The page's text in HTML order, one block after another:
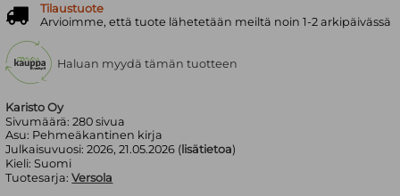
Karisto Oy
Sivumäärä:280 sivua
Asu: Pehmeäkantinen kirja
Julkaisuvuosi:2026, 21.05.2026 ( lisätietoa)
Kieli:Suomi
Tuotesarja: Versola
Tilaustuote
Arvioimme, että tuote lähetetään meiltä noin 1-2 arkipäivässä
Haluan myydä tämän tuotteen